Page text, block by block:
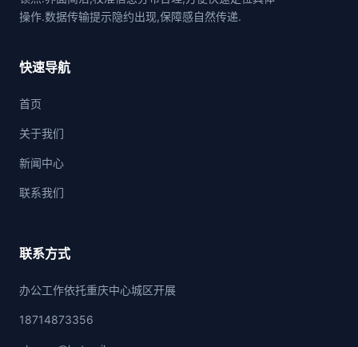
操作.数据传输提示隐约出现,保障感自然传递.
快速导航
首页
关于我们
新闻中心
联系我们
联系方式
办公工作依托重庆中心城区开展
18714873356